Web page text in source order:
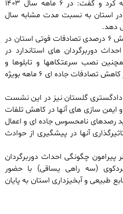
تصادفات جاده ای استان ارائه کرد و گفت: در ۶ ماهه سال ۱۴۰۳
در استان به نسبت مدت مشابه سال
محمود شهرکی با اشاره به کاهش ۶ درصدی تصادفات فوتی استان در
دوربرگردان های استاندارد در
نصب سرعتکاهها و تابلوها و
علائم رانندگی، نقش موثری در کاهش تصادفات جاده ای ۶ ماهه بویژه
گلستان نیز در این نشست
ایمن سازی های آنها در کاهش تلفات
رصدهای نامحسوس جاده ای و اعمال
آنها در پیشگیری از حوادث
چگونگی احداث دوربرگردان
(سه راهی یساقی) با حضور
طبیعی و آبخیزداری استان به پایان